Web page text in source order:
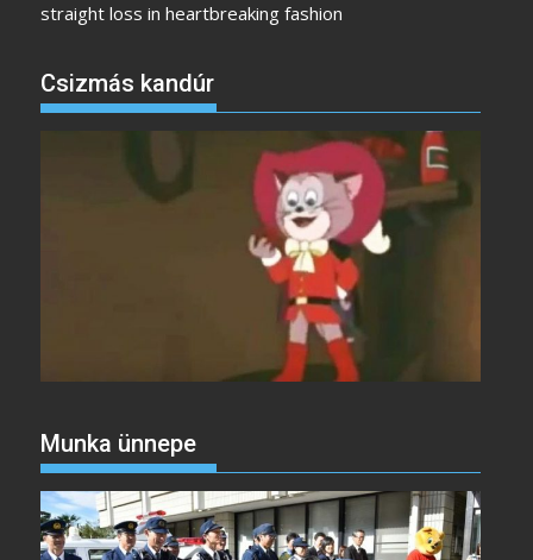
straight loss in heartbreaking fashion
Csizmás kandúr
Munka ünnepe